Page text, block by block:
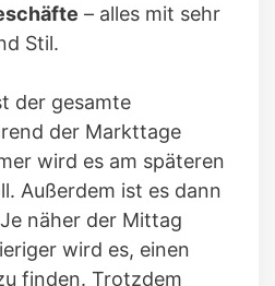
– alles mit sehr
Stil.
der gesamte
der Markttage
wird es am späteren
Außerdem ist es dann
näher der Mittag
wird es, einen
finden. Trotzdem